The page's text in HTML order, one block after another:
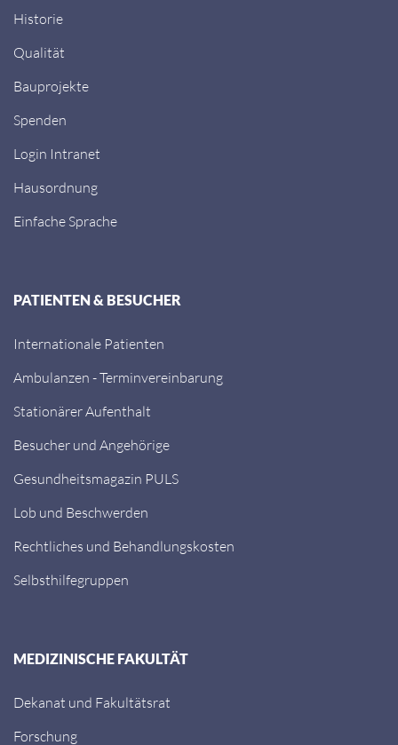
Historie
Qualität
Bauprojekte
Spenden
Login Intranet
Hausordnung
Einfache Sprache
PATIENTEN & BESUCHER
Internationale Patienten
Ambulanzen - Terminvereinbarung
Stationärer Aufenthalt
Besucher und Angehörige
Gesundheitsmagazin PULS
Lob und Beschwerden
Rechtliches und Behandlungskosten
Selbsthilfegruppen
MEDIZINISCHE FAKULTÄT
Dekanat und Fakultätsrat
Forschung